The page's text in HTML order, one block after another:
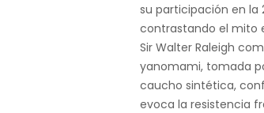
su participación en la
contrastando el mito
Sir Walter Raleigh
yanomami, tomada
caucho sintética,
evoca la resistencia